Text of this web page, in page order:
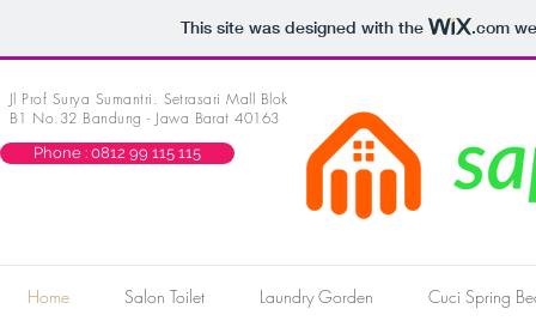
This site was designed with the .com
Jl Prof Surya Sumantri. Setrasari Mall Blok
B1 No.32 Bandung - Jawa Barat 40163
Phone : 0812 99 115 115
Home Salon Toilet Laundry Gorden Cuci Spring